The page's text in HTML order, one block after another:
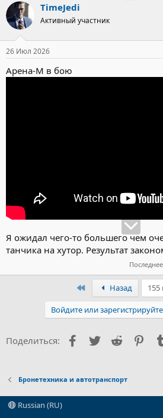
TimeJedi
Активный участник
26 Июл 2026
Арена-М в бою
Я ожидал чего-то большего чем
танчика на хутор. Результат
ПервыйНазад 155
Войдите или
Поделиться: Facebook
Twitter Reddit
Бронетехника и автотранспорт
Russian (RU)